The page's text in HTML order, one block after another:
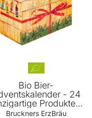
Bio Bier-
- 24
Produkte -
Geschenk für
Bruckners ErzBräu